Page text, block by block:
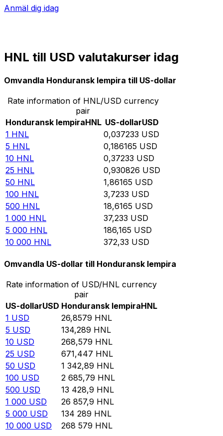
Anmäl dig idag
HNL till USD valutakurser idag
Omvandla Honduransk lempira till US-dollar
Rate information of HNL/USD currency
pair
Honduransk lempiraHNL US-dollarUSD
1 HNL 0,037233 USD
5 HNL 0,186165 USD
10 HNL 0,37233 USD
25 HNL 0,930826 USD
50 HNL 1,86165 USD
100 HNL 3,7233 USD
500 HNL 18,6165 USD
1 000 HNL 37,233 USD
5 000 HNL 186,165 USD
10 000 HNL 372,33 USD
Omvandla US-dollar till Honduransk lempira
Rate information of USD/HNL currency
pair
US-dollarUSD Honduransk lempiraHNL
1 USD 26,8579 HNL
5 USD 134,289 HNL
10 USD 268,579 HNL
25 USD 671,447 HNL
50 USD 1 342,89 HNL
100 USD 2 685,79 HNL
500 USD 13 428,9 HNL
1 000 USD 26 857,9 HNL
5 000 USD 134 289 HNL
10 000 USD 268 579 HNL